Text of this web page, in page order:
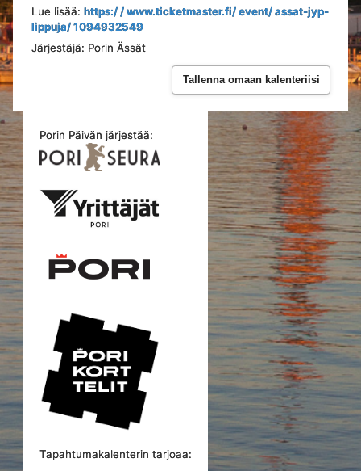
Lue lisää: https:/ / www.ticketmaster.fi/ event/ assat-jyp-
lippuja/ 1094932549
Järjestäjä: Porin Ässät
Tallenna omaan kalenteriisi
Porin Päivän järjestää:
Tapahtumakalenterin tarjoaa: